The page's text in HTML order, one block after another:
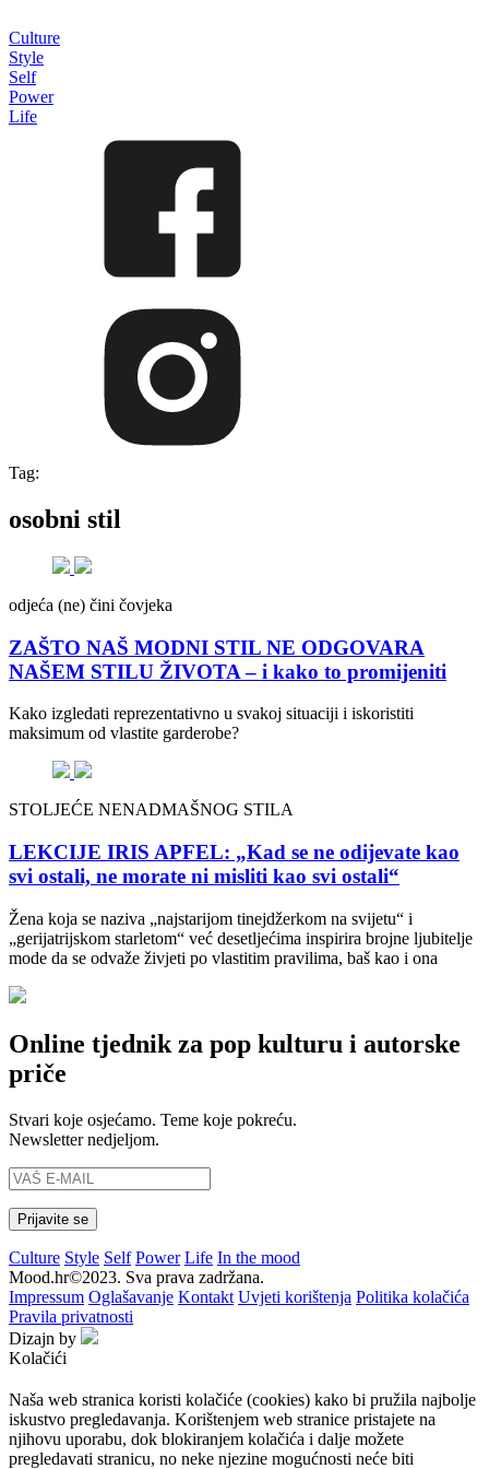
Culture
Style
Self
Power
Life
Tag:
osobni stil
odjeća (ne) čini čovjeka
ZAŠTO NAŠ MODNI STIL NE ODGOVARA
NAŠEM STILU ŽIVOTA – i kako to promijeniti
Kako izgledati reprezentativno u svakoj situaciji i iskoristiti
maksimum od vlastite garderobe?
STOLJEĆE NENADMAŠNOG STILA
LEKCIJE IRIS APFEL: „Kad se ne odijevate kao
svi ostali, ne morate ni misliti kao svi ostali“
Žena koja se naziva „najstarijom tinejdžerkom na svijetu“ i
„gerijatrijskom starletom“ već desetljećima inspirira brojne ljubitelje
mode da se odvaže živjeti po vlastitim pravilima, baš kao i ona
Online tjednik za pop kulturu i autorske
priče
Stvari koje osjećamo. Teme koje pokreću.
Newsletter nedjeljom.
Culture Style Self Power Life In the mood
Mood.hr©2023. Sva prava zadržana.
Impressum Oglašavanje Kontakt Uvjeti korištenja Politika kolačića
Pravila privatnosti
Dizajn by
Kolačići
Naša web stranica koristi kolačiće (cookies) kako bi pružila najbolje
iskustvo pregledavanja. Korištenjem web stranice pristajete na
njihovu uporabu, dok blokiranjem kolačića i dalje možete
pregledavati stranicu, no neke njezine mogućnosti neće biti